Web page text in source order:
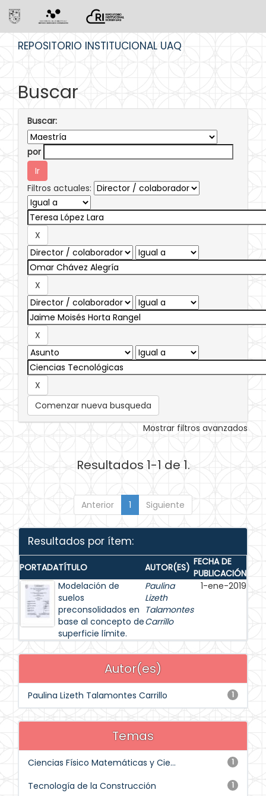
REPOSITORIO INSTITUCIONAL UAQ
Buscar
Buscar:
por
Filtros actuales:
Comenzar nueva busqueda
Mostrar filtros avanzados
Resultados 1-1 de 1.
Anterior 1 Siguiente
Resultados por ítem:
PORTADATÍTULO AUTOR(ES) FECHA DE
PUBLICACIÓN
Modelación de
suelos
preconsolidados en
base al concepto de
superficie límite.
Paulina
Lizeth
Talamontes
Carrillo
1-ene-2019
Autor(es)
1
Paulina Lizeth Talamontes Carrillo
Temas
1
Ciencias Físico Matemáticas y Cie...
1
Tecnología de la Construcción